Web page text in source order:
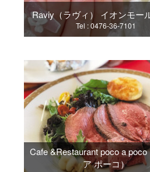
Raviy（ラヴィ） イオンモー
Tel : 0476-36-7101
Cafe &Restaurant poco a poco
ア ポーコ）